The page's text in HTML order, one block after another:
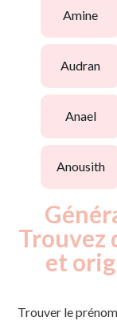
amine
audran
anael
anousith
Trouvez
et
Trouver le